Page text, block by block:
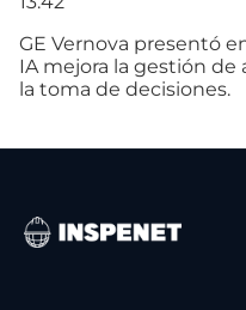
GE Vernova presentó
IA mejora la gestión de
la toma de decisiones.